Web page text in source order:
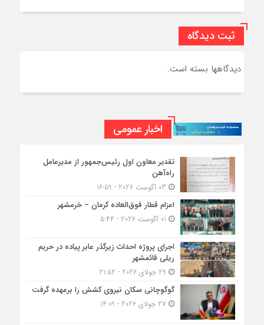
ثبت دیدگاه
دیدگاهها بسته است.
اخبار عمومی
تقدیر معاون اول رئیس‌جمهور از مدیرعامل
راه‌آهن
اعزام قطار فوق‌العاده کرمان – خرمشهر
اجرای پروژه احداث زیرگذر عابر پیاده در حریم
ریلی قائمشهر
گوگوچانی سکان نیروی کشش را برعهده گرفت